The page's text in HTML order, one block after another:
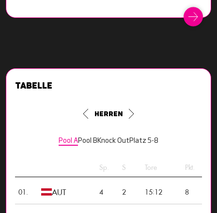
Tabelle
Herren
Pool APool BKnock OutPlatz 5-8
Sp. S Tore Pkt.
01. AUT 4 2 15:12 8